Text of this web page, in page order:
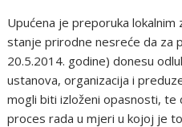
Upućena je preporuka
stanje prirodne nesreće da za
20.5.2014. godine) donesu
ustanova, organizacija i
mogli biti izloženi opasnosti, te
proces rada u mjeri u kojoj je